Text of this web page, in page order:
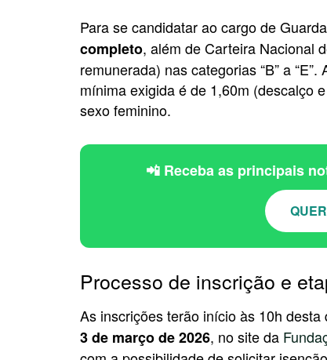
Para se candidatar ao cargo de
completo, além de Carteira Nacional
remunerada) nas categorias “B” a
mínima exigida é de 1,60m (descalço
sexo feminino.
📲 Receba as principais
Processo de inscrição e
As inscrições terão início às 10h desta
3 de março de 2026, no site da